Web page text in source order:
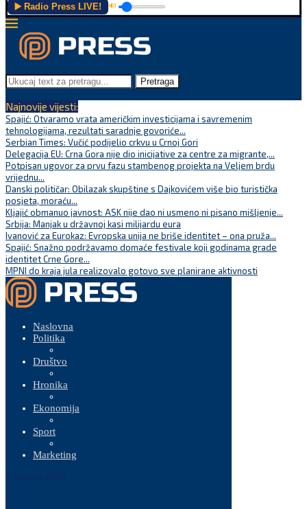
▶️ Radio Press LIVE! 🔊
Pretraga
Najnovije vijesti:
Spajić: Otvaramo vrata američkim investicijama i savremenim
tehnologijama, rezultati saradnje govoriće...
Serbian Times: Vučić podijelio crkvu u Crnoj Gori
Delegacija EU: Crna Gora nije dio inicijative za centre za migrante,...
Potpisan ugovor za prvu fazu stambenog projekta na Veljem brdu
vrijednu...
Danski političar: Obilazak skupštine s Dajkovićem više bio turistička
posjeta, moraću...
Kljajić obmanuo javnost: ASK nije dao ni usmeno ni pisano mišljenje...
Srbija: Manjak u državnoj kasi milijardu eura
Ivanović za Eurokaz: Evropska unija ne briše identitet – ona pruža...
Spajić: Snažno podržavamo domaće festivale koji godinama grade
identitet Crne Gore...
MPNI do kraja jula realizovalo gotovo sve planirane aktivnosti
Naslovna
Politika
Društvo
Hronika
Ekonomija
Sport
Marketing